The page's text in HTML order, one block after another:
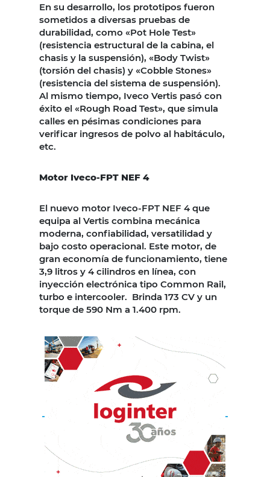
En su desarrollo, los prototipos fueron
sometidos a diversas pruebas de
durabilidad, como «Pot Hole Test»
(resistencia estructural de la cabina, el
chasis y la suspensión), «Body Twist»
(torsión del chasis) y «Cobble Stones»
(resistencia del sistema de suspensión).
Al mismo tiempo, Iveco Vertis pasó con
éxito el «Rough Road Test», que simula
calles en pésimas condiciones para
verificar ingresos de polvo al habitáculo,
etc.
Motor Iveco-FPT NEF 4
El nuevo motor Iveco-FPT NEF 4 que
equipa al Vertis combina mecánica
moderna, confiabilidad, versatilidad y
bajo costo operacional. Este motor, de
gran economía de funcionamiento, tiene
3,9 litros y 4 cilindros en línea, con
inyección electrónica tipo Common Rail,
turbo e intercooler. Brinda 173 CV y un
torque de 590 Nm a 1.400 rpm.